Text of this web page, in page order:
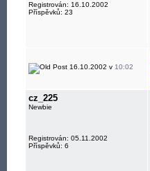
Registrován: 16.10.2002
Příspěvků: 23
16.10.2002 v 10:02
cz_225
Newbie
Registrován: 05.11.2002
Příspěvků: 6